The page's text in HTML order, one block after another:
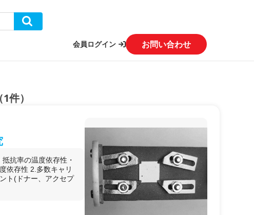
会員ログイン お問い合わせ
件）
抗率の温度依存性・
依存性 2.多数キャリ
ト(ドナー、アクセプ